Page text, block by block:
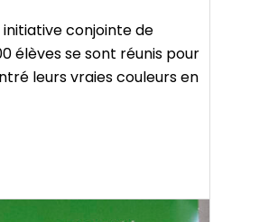
conjointe de
élèves se sont réunis pour
leurs vraies couleurs en